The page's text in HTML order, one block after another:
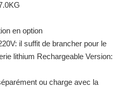
en option
il suffit de brancher pour le
lithium Rechargeable Version:
ou charge avec la